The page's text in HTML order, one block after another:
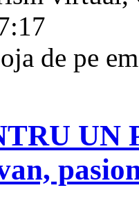
de pe
UN